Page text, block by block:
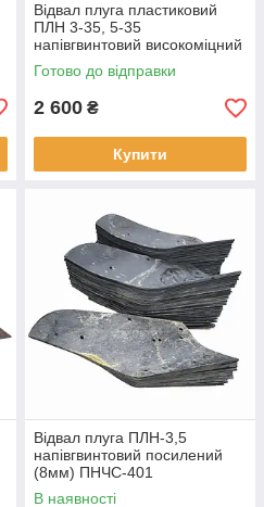
Відвал плуга пластиковий
ПЛН 3-35, 5-35
напівгвинтовий високоміцний
синій
Готово до відправки
2 600 ₴
Купити
Відвал плуга ПЛН-3,5
напівгвинтовий посилений
(8мм) ПНЧС-401
В наявності